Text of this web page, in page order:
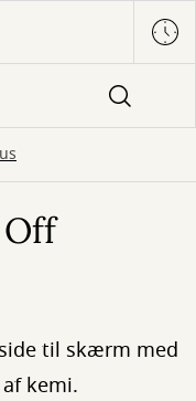
til skærm med
kemi.